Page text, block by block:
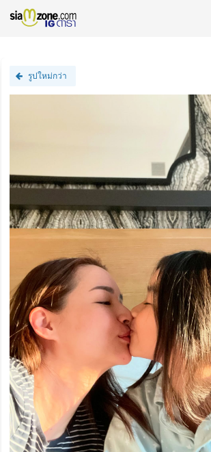
รูปใหม่กว่า